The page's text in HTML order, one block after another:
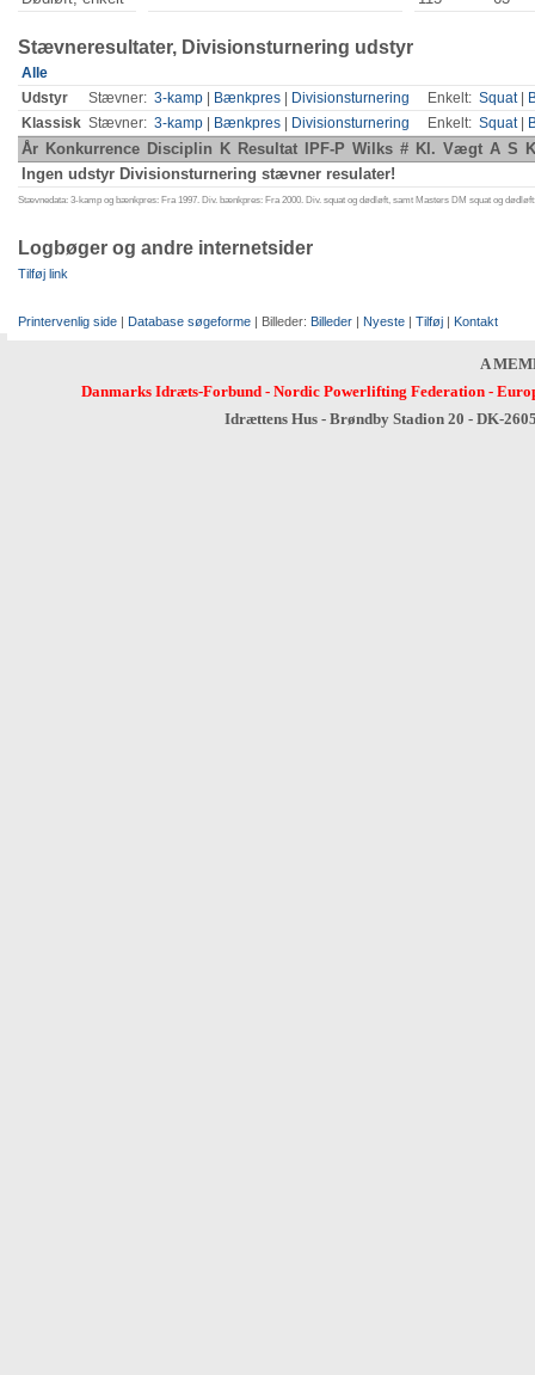
Stævneresultater, Divisionsturnering udstyr
Alle
Udstyr
Stævner: 3-kamp Bænkpres Divisionsturnering Enkelt: Squat|
Klassisk Stævner: 3-kamp Bænkpres Divisionsturnering Enkelt: Squat|
År Konkurrence Disciplin K Resultat IPF-P Wilks # Kl. Vægt A S
Ingen udstyr Divisionsturnering stævner resulater!
Stævnedata: 3-kamp og bænkpres: Fra 1997. Div. bænkpres: Fra 2000. Div. squat og dødløft, samt Masters DM squat og
Logbøger og andre internetsider
Tilføj link
Printervenlig side | Database søgeforme | Billeder: Billeder | Nyeste | Tilføj | Kontakt
A
Danmarks Idræts-Forbund- Nordic Powerlifting Federation-
Idrættens Hus - Brøndby Stadion 20 - DK-